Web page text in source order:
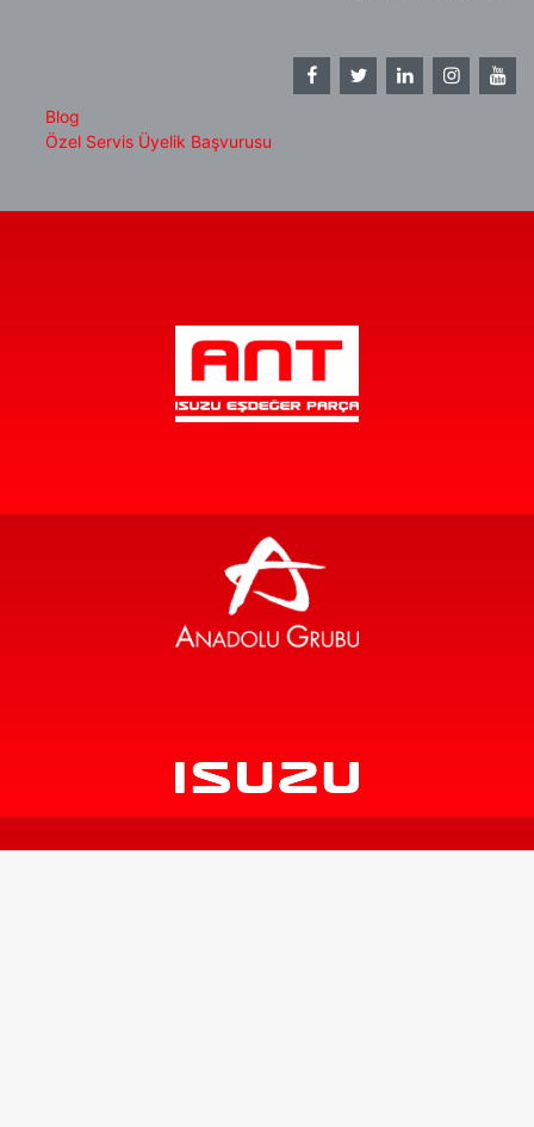
Blog
Özel Servis Üyelik Başvurusu